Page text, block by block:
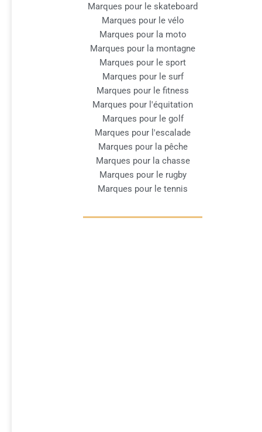
Marques pour le skateboard
Marques pour le vélo
Marques pour la moto
Marques pour la montagne
Marques pour le sport
Marques pour le surf
Marques pour le fitness
Marques pour l'équitation
Marques pour le golf
Marques pour l'escalade
Marques pour la pêche
Marques pour la chasse
Marques pour le rugby
Marques pour le tennis